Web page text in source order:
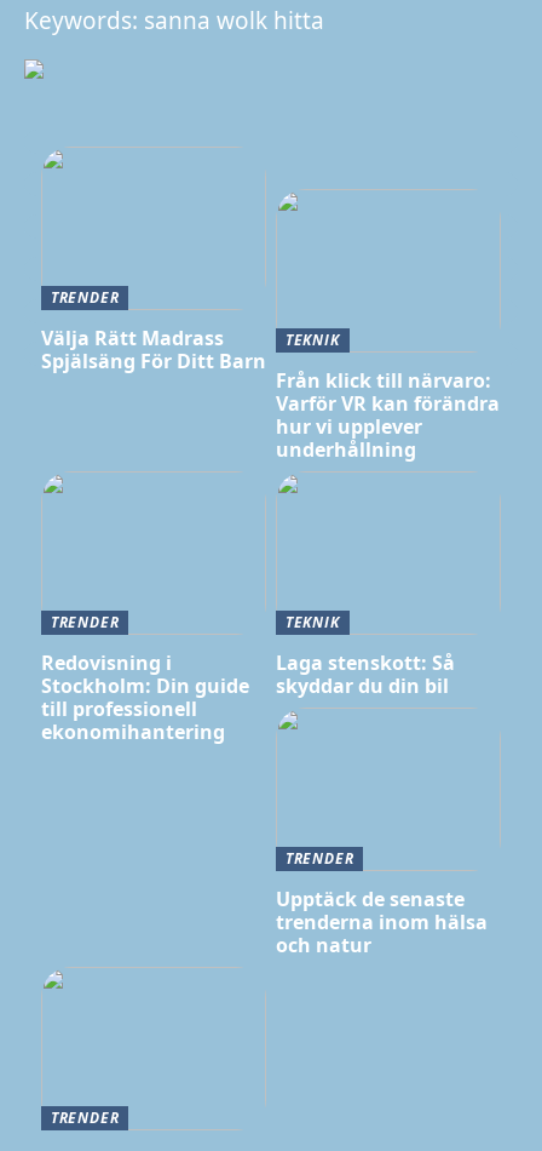
Keywords: sanna wolk hitta
TRENDER
Välja Rätt Madrass
Spjälsäng För Ditt Barn
TEKNIK
Från klick till närvaro:
Varför VR kan förändra
hur vi upplever
underhållning
TRENDER
Redovisning i
Stockholm: Din guide
till professionell
ekonomihantering
TEKNIK
Laga stenskott: Så
skyddar du din bil
TRENDER
Upptäck de senaste
trenderna inom hälsa
och natur
TRENDER